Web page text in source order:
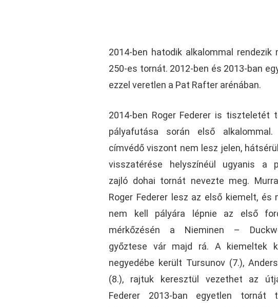
2014-ben hatodik alkalommal
250-es tornát. 2012-ben és 2013-ban
ezzel veretlen a Pat Rafter arénában.
2014-ben Roger Federer is tiszteletét
pályafutása során első
címvédő viszont nem lesz jelen,
visszatérése helyszínéül ugyanis a
zajló dohai tornát nevezte meg.
Roger Federer lesz az első kiemelt, és
nem kell pályára lépnie az első
mérkőzésén a Nieminen –
győztese vár majd rá. A kiemeltek
negyedébe került Tursunov (7.),
(8.), rajtuk keresztül vezethet az
Federer 2013-ban egyetlen tornát